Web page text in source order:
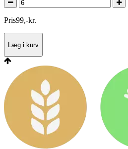
Pris99,-kr.
Læg i kurv